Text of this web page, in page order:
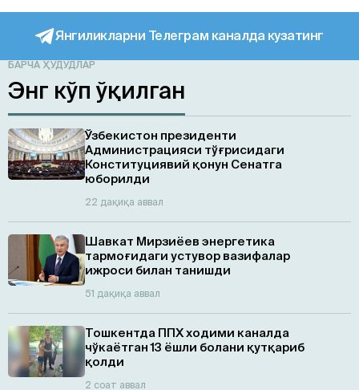
Янгиликларни Телеграм каналда кузатинг
БАРЧА ҲУДУДЛАР
Энг кўп ўқилган
Ўзбекистон президенти
Администрацияси тўғрисидаги
Конституциявий қонун Сенатга
юборилди
22 дақиқа аввал
Шавкат Мирзиёев энергетика
тармоғидаги устувор вазифалар
ижроси билан танишди
51 дақиқа аввал
Тошкентда ППХ ходими каналда
чўкаётган 13 ёшли болани қутқариб
қолди
2 соат аввал